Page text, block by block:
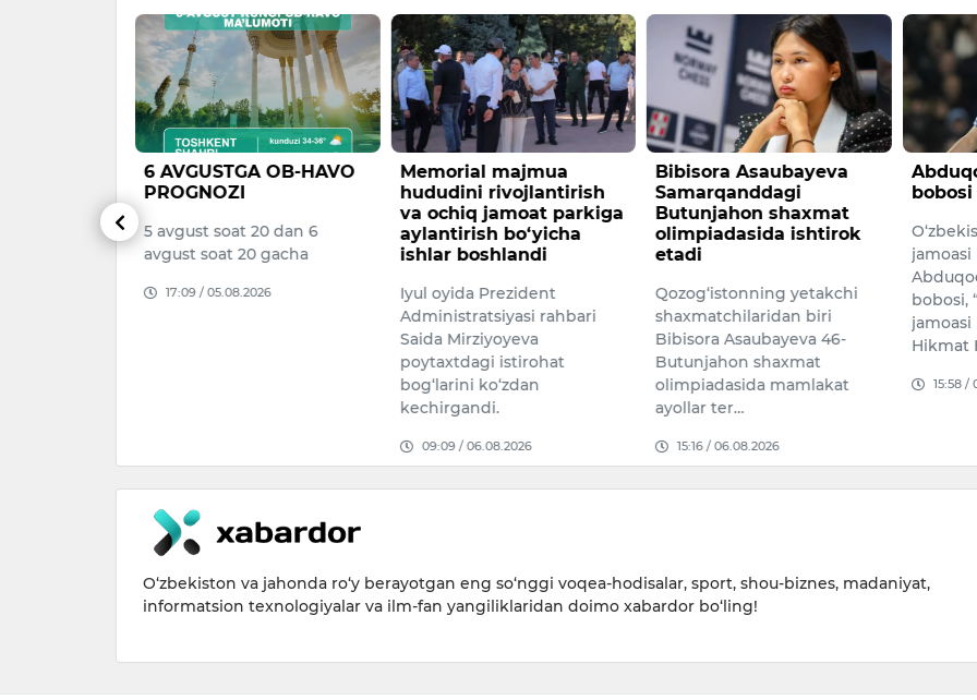
6 AVGUSTGA OB-HAVO
PROGNOZI
5 avgust soat 20 dan 6
avgust soat 20 gacha
17:09 / 05.08.2026
Memorial majmua
hududini rivojlantirish
va ochiq jamoat parkiga
aylantirish bo‘yicha
ishlar boshlandi
Iyul oyida Prezident
Administratsiyasi rahbari
Saida Mirziyoyeva
poytaxtdagi istirohat
bog‘larini ko‘zdan
kechirgandi.
09:09 / 06.08.2026
Bibisora Asaubayeva
Samarqanddagi
Butunjahon shaxmat
olimpiadasida ishtirok
etadi
Qozog‘istonning yetakchi
shaxmatchilaridan biri
Bibisora Asaubayeva 46-
Butunjahon shaxmat
olimpiadasida mamlakat
ayollar ter…
15:16 / 06.08.2026
bobosi
jamoasi
bobosi,
jamoasi
Hikmat
15:58 /
O‘zbekiston va jahonda ro‘y berayotgan eng so‘nggi voqea-hodisalar, sport, shou-biznes, madaniyat,
informatsion texnologiyalar va ilm-fan yangiliklaridan doimo xabardor bo‘ling!